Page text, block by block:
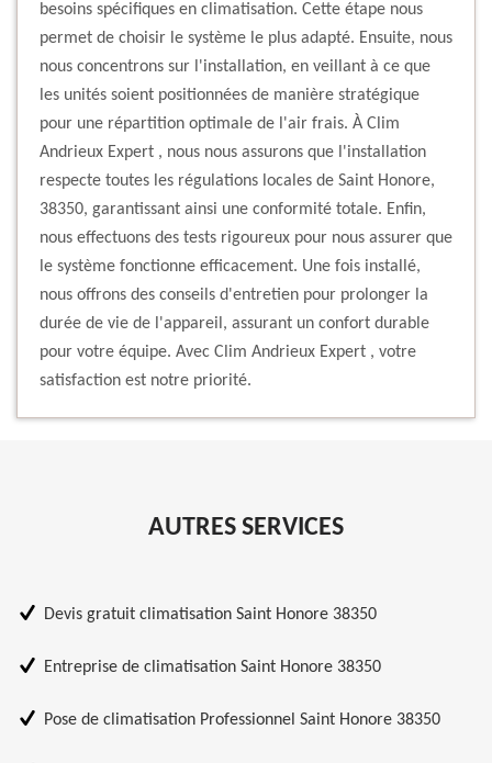
besoins spécifiques en climatisation. Cette étape nous
permet de choisir le système le plus adapté. Ensuite, nous
nous concentrons sur l'installation, en veillant à ce que
les unités soient positionnées de manière stratégique
pour une répartition optimale de l'air frais. À Clim
Andrieux Expert , nous nous assurons que l'installation
respecte toutes les régulations locales de Saint Honore,
38350, garantissant ainsi une conformité totale. Enfin,
nous effectuons des tests rigoureux pour nous assurer que
le système fonctionne efficacement. Une fois installé,
nous offrons des conseils d'entretien pour prolonger la
durée de vie de l'appareil, assurant un confort durable
pour votre équipe. Avec Clim Andrieux Expert , votre
satisfaction est notre priorité.
AUTRES SERVICES
Devis gratuit climatisation Saint Honore 38350
Entreprise de climatisation Saint Honore 38350
Pose de climatisation Professionnel Saint Honore 38350